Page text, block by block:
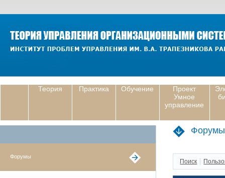
Теория Практика Обучение
Проект
Умное
управление
Форумы
Поиск